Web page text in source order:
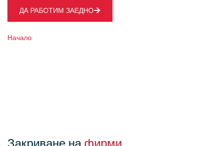
ДА РАБОТИМ ЗАЕДНО
Начало